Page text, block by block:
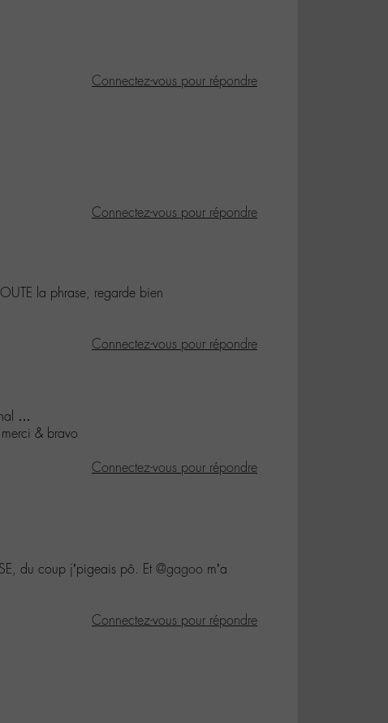
Connectez-vous pour répondre
Connectez-vous pour répondre
la phrase, regarde bien
Connectez-vous pour répondre
…
& bravo
Connectez-vous pour répondre
du coup j’pigeais pô. Et @gagoo m’a
Connectez-vous pour répondre